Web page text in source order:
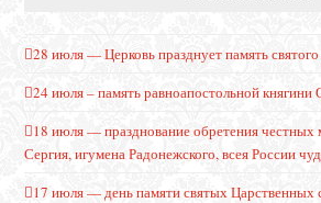
28 июля — Церковь празднует память
24 июля – память равноапостольной княгини
18 июля — празднование обретения
Сергия, игумена Радонежского, всея России
17 июля — день памяти святых Царственных